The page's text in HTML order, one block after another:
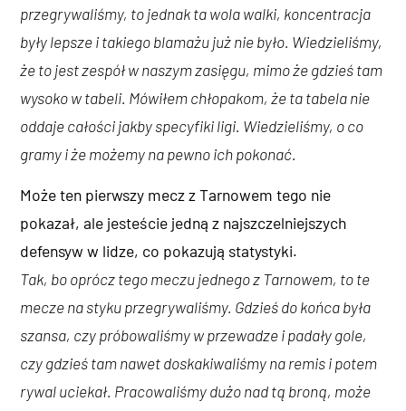
przegrywaliśmy, to jednak ta wola walki, koncentracja
były lepsze i takiego blamażu już nie było. Wiedzieliśmy,
że to jest zespół w naszym zasięgu, mimo że gdzieś tam
wysoko w tabeli. Mówiłem chłopakom, że ta tabela nie
oddaje całości jakby specyfiki ligi. Wiedzieliśmy, o co
gramy i że możemy na pewno ich pokonać.
Może ten pierwszy mecz z Tarnowem tego nie
pokazał, ale jesteście jedną z najszczelniejszych
defensyw w lidze, co pokazują statystyki.
Tak, bo oprócz tego meczu jednego z Tarnowem, to te
mecze na styku przegrywaliśmy. Gdzieś do końca była
szansa, czy próbowaliśmy w przewadze i padały gole,
czy gdzieś tam nawet doskakiwaliśmy na remis i potem
rywal uciekał. Pracowaliśmy dużo nad tą broną, może